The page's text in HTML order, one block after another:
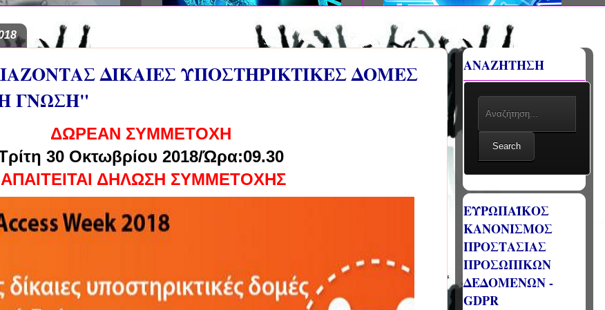
ΔΙΚΑΙΕΣ ΥΠΟΣΤΗΡΙΚΤΙΚΕΣ ΔΟΜΕΣ
ΓΝΩΣΗ"
ΔΩΡΕΑΝ ΣΥΜΜΕΤΟΧΗ
30 Οκτωβρίου 2018/Ώρα:09.30
ΑΠΑΙΤΕΙΤΑΙ ΔΗΛΩΣΗ ΣΥΜΜΕΤΟΧΗΣ
ΑΝΑΖΗΤΗΣΗ
Search
ΕΥΡΩΠΑΪΚΟΣ
ΚΑΝΟΝΙΣΜΟΣ
ΠΡΟΣΤΑΣΙΑΣ
ΠΡΟΣΩΠΙΚΩΝ
ΔΕΔΟΜΕΝΩΝ -
GDPR